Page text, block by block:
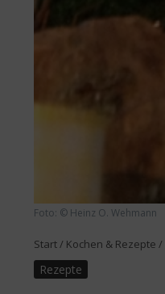
Foto: © Heinz O. Wehmann
Start/ Kochen & Rezepte /
Rezepte